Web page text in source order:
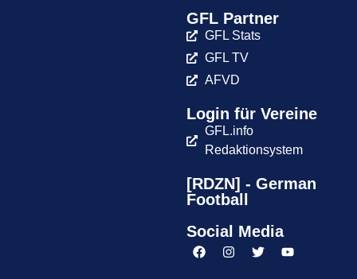
GFL Partner
GFL Stats
GFL TV
AFVD
Login für Vereine
GFL.info
Redaktionsystem
[RDZN] - German
Football
Social Media